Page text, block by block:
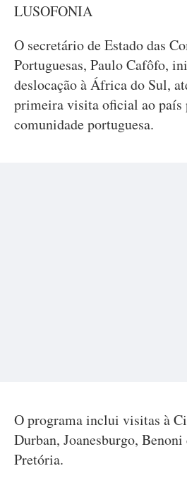
LUSOFONIA
O secretário de Estado das
Portuguesas, Paulo Cafôfo,
deslocação à África do Sul,
primeira visita oficial ao país
comunidade portuguesa.
O programa inclui visitas à
Durban, Joanesburgo,
Pretória.